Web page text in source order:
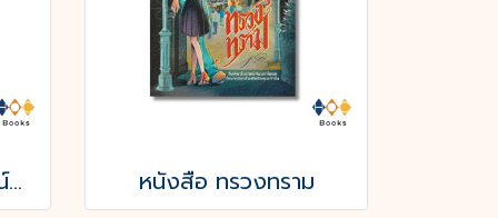
หนังสือ บันทึกเหตุการณ์บนดาวอังคาร THE MARTIAN CHRONICLES หนังสือ ทรวงทราม